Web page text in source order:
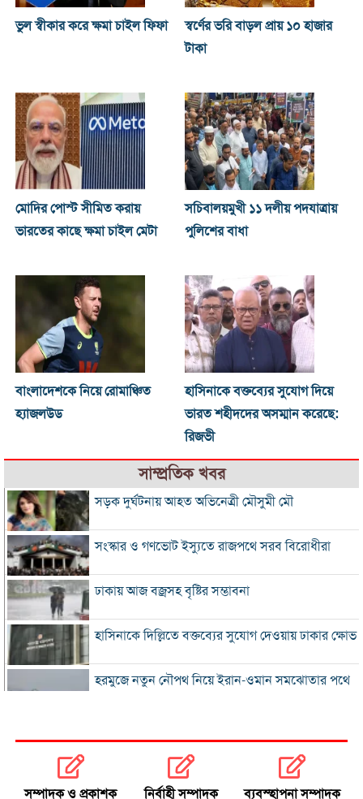
ভুল স্বীকার করে ক্ষমা চাইল ফিফা
স্বর্ণের ভরি বাড়ল প্রায় ১০ হাজার
টাকা
মোদির পোস্ট সীমিত করায়
ভারতের কাছে ক্ষমা চাইল মেটা
সচিবালয়মুখী ১১ দলীয় পদযাত্রায়
পুলিশের বাধা
বাংলাদেশকে নিয়ে রোমাঞ্চিত
হ্যাজলউড
হাসিনাকে বক্তব্যের সুযোগ দিয়ে
ভারত শহীদদের অসম্মান করেছে:
রিজভী
সাম্প্রতিক খবর
সড়ক দুর্ঘটনায় আহত অভিনেত্রী মৌসুমী মৌ
সংস্কার ও গণভোট ইস্যুতে রাজপথে সরব বিরোধীরা
ঢাকায় আজ বজ্রসহ বৃষ্টির সম্ভাবনা
হাসিনাকে দিল্লিতে বক্তব্যের সুযোগ দেওয়ায় ঢাকার ক্ষোভ
হরমুজে নতুন নৌপথ নিয়ে ইরান-ওমান সমঝোতার পথে
ভুল স্বীকার করে ক্ষমা চাইল ফিফা
সম্পাদক ও প্রকাশক
নির্বাহী সম্পাদক ব্যবস্হাপনা সম্পাদক